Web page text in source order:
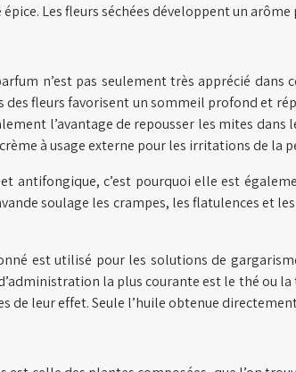
Les fleurs séchées développent un
n’est pas seulement très apprécié
fleurs favorisent un sommeil profond et
l’avantage de repousser les mites
à usage externe pour les irritations de la
antifongique, c’est pourquoi elle est
soulage les crampes, les flatulences et
est utilisé pour les solutions de
la plus courante est le thé ou
leur effet. Seule l’huile obtenue